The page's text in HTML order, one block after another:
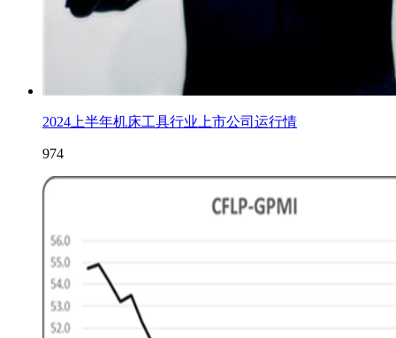
2024上半年机床工具行业上市公司运行情
974